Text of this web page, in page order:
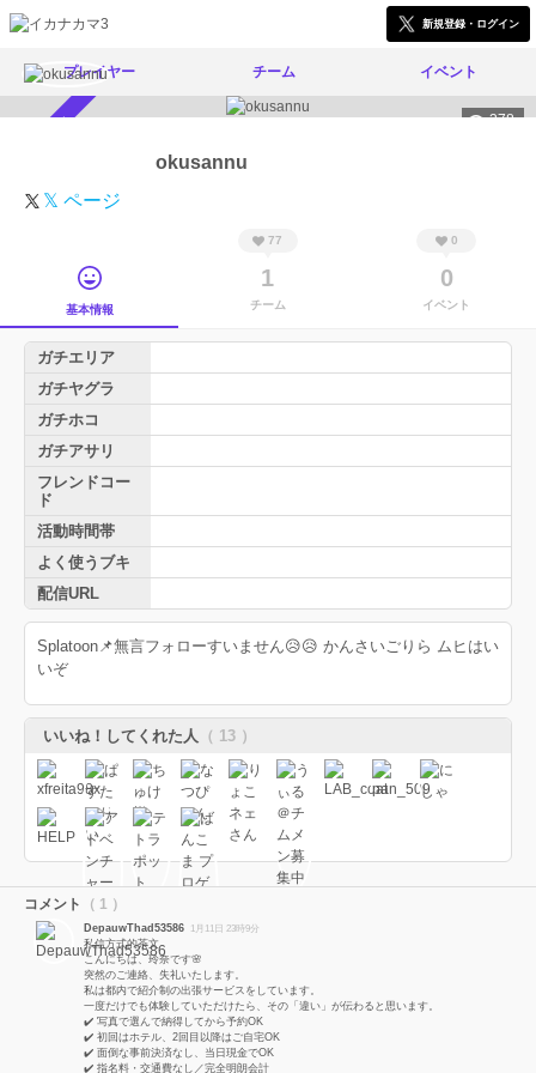
新規登録・ログイン
プレイヤー チーム イベント
378
okusannu
𝕏 ページ
基本情報
77
1
チーム
0
0
イベント
ガチエリア
ガチヤグラ
ガチホコ
ガチアサリ
フレンドコー
ド
活動時間帯
よく使うブキ
配信URL
Splatoon📌無言フォローすいません😥😥 かんさいごりら ムヒはい
いぞ
いいね！してくれた人 （ 13 ）
コメント （ 1 ）
DepauwThad53586 1月11日 23時9分
私信方式的茶文
こんにちは、玲奈です🌸
突然のご連絡、失礼いたします。
私は都内で紹介制の出張サービスをしています。
一度だけでも体験していただけたら、その「違い」が伝わると思います。
✔️ 写真で選んで納得してから予約OK
✔️ 初回はホテル、2回目以降はご自宅OK
✔️ 面倒な事前決済なし、当日現金でOK
✔️ 指名料・交通費なし／完全明朗会計